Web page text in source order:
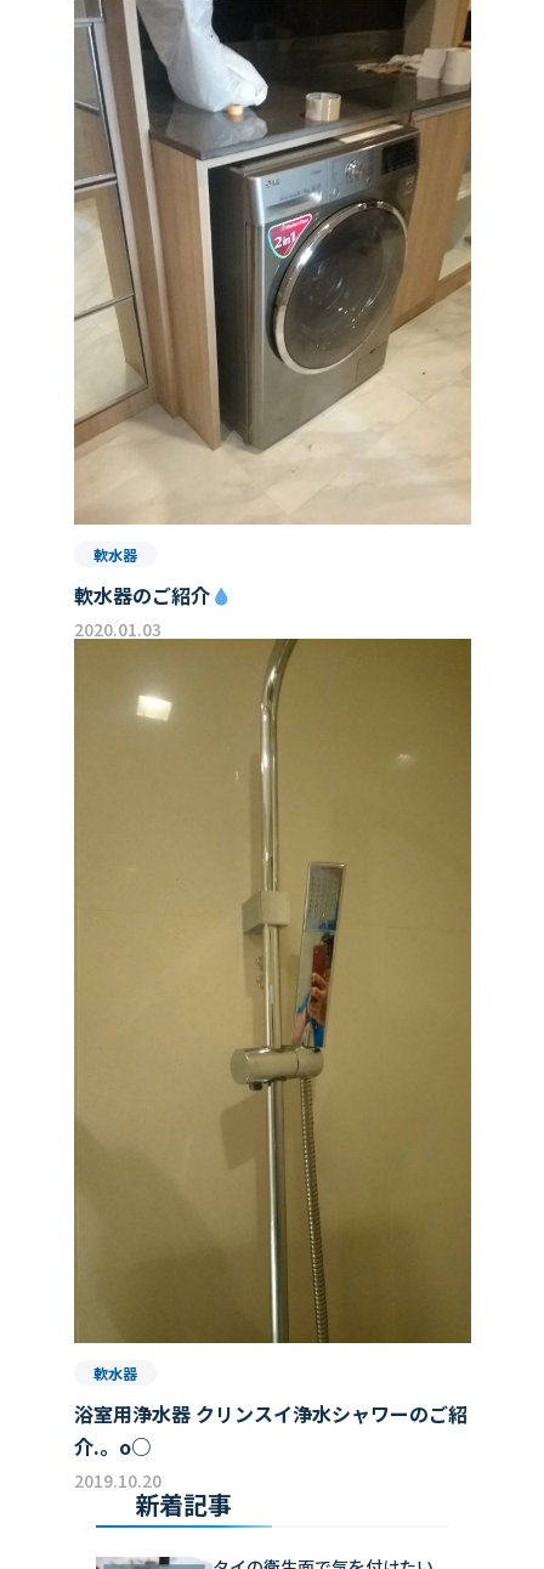
軟水器
軟水器のご紹介
2020.01.03
軟水器
浴室用浄水器 クリンスイ浄水シャワーのご紹
介.。o○
2019.10.20
新着記事